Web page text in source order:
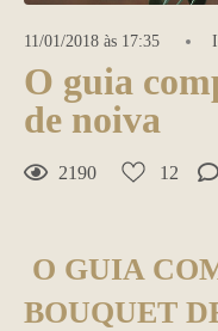
11/01/2018 às 17:35
O guia
de noiva
2190 12
O GUIA
BOUQUET